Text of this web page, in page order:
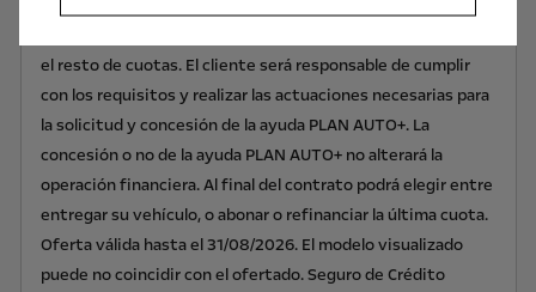
el resto de cuotas. El cliente será responsable de cumplir
con los requisitos y realizar las actuaciones necesarias para
la solicitud y concesión de la ayuda PLAN AUTO+. La
concesión o no de la ayuda PLAN AUTO+ no alterará la
operación financiera. Al final del contrato podrá elegir entre
entregar su vehículo, o abonar o refinanciar la última cuota.
Oferta válida hasta el 31/08/2026. El modelo visualizado
puede no coincidir con el ofertado. Seguro de Crédito